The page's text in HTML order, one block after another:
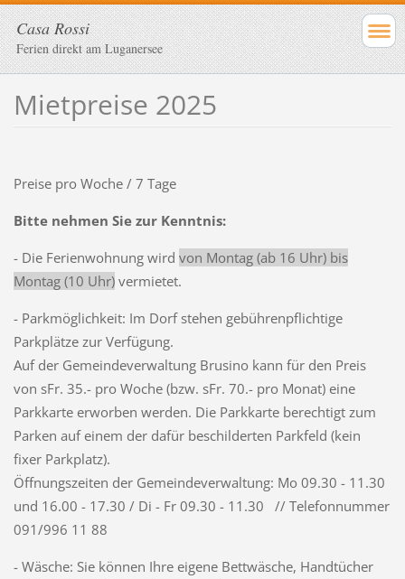
Casa Rossi
Ferien direkt am Luganersee
Mietpreise 2025
Preise pro Woche / 7 Tage
Bitte nehmen Sie zur Kenntnis:
- Die Ferienwohnung wird von Montag (ab 16 Uhr) bis
Montag (10 Uhr)vermietet.
- Parkmöglichkeit: Im Dorf stehen gebührenpflichtige
Parkplätze zur Verfügung.
Auf der Gemeindeverwaltung Brusino kann für den Preis
von sFr. 35.- pro Woche (bzw. sFr. 70.- pro Monat) eine
Parkkarte erworben werden. Die Parkkarte berechtigt zum
Parken auf einem der dafür beschilderten Parkfeld (kein
fixer Parkplatz).
Öffnungszeiten der Gemeindeverwaltung: Mo 09.30 - 11.30
und 16.00 - 17.30 / Di - Fr 09.30 - 11.30 // Telefonnummer
091/996 11 88
- Wäsche: Sie können Ihre eigene Bettwäsche, Handtücher